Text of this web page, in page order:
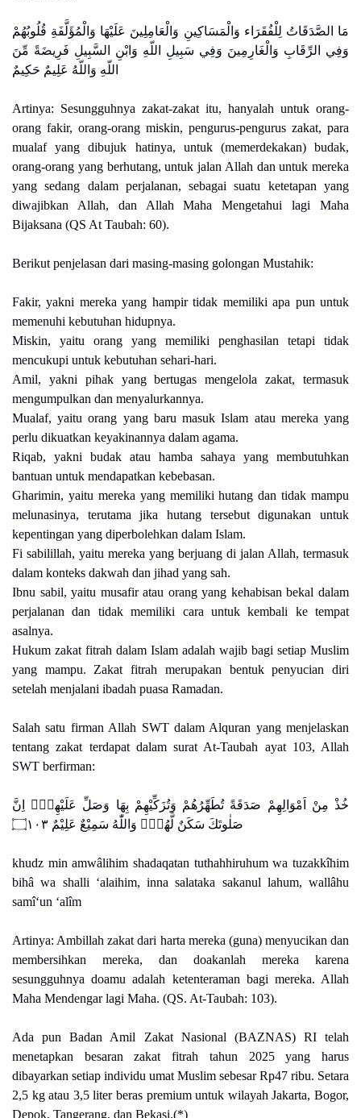
مَا الصَّدَقَاتُ لِلْفُقَرَاء وَالْمَسَاكِينِ وَالْعَامِلِينَ عَلَيْهَا وَالْمُؤَلَّفَةِ قُلُوبُهُمْ
وَفِي الرِّقَابِ وَالْغَارِمِينَ وَفِي سَبِيلِ اللّهِ وَابْنِ السَّبِيلِ فَرِيضَةً مِّنَ
Artinya: Sesungguhnya zakat-zakat itu, hanyalah untuk orang-
orang fakir, orang-orang miskin, pengurus-pengurus zakat, para
mualaf yang dibujuk hatinya, untuk (memerdekakan) budak,
orang-orang yang berhutang, untuk jalan Allah dan untuk mereka
yang sedang dalam perjalanan, sebagai suatu ketetapan yang
diwajibkan Allah, dan Allah Maha Mengetahui lagi Maha
Bijaksana (QS At Taubah: 60).
Berikut penjelasan dari masing-masing golongan Mustahik:
Fakir, yakni mereka yang hampir tidak memiliki apa pun untuk
memenuhi kebutuhan hidupnya.
Miskin, yaitu orang yang memiliki penghasilan tetapi tidak
mencukupi untuk kebutuhan sehari-hari.
Amil, yakni pihak yang bertugas mengelola zakat, termasuk
mengumpulkan dan menyalurkannya.
Mualaf, yaitu orang yang baru masuk Islam atau mereka yang
perlu dikuatkan keyakinannya dalam agama.
Riqab, yakni budak atau hamba sahaya yang membutuhkan
bantuan untuk mendapatkan kebebasan.
Gharimin, yaitu mereka yang memiliki hutang dan tidak mampu
melunasinya, terutama jika hutang tersebut digunakan untuk
kepentingan yang diperbolehkan dalam Islam.
Fi sabilillah, yaitu mereka yang berjuang di jalan Allah, termasuk
dalam konteks dakwah dan jihad yang sah.
Ibnu sabil, yaitu musafir atau orang yang kehabisan bekal dalam
perjalanan dan tidak memiliki cara untuk kembali ke tempat
asalnya.
Hukum zakat fitrah dalam Islam adalah wajib bagi setiap Muslim
yang mampu. Zakat fitrah merupakan bentuk penyucian diri
setelah menjalani ibadah puasa Ramadan.
Salah satu firman Allah SWT dalam Alquran yang menjelaskan
tentang zakat terdapat dalam surat At-Taubah ayat 103, Allah
SWT berfirman:
خُذْ مِنْ اَمْوَالِهِمْ صَدَقَةً تُطَهِّرُهُمْ وَتُزَكِّيْهِمْ بِهَا وَصَلِّ عَلَيْهِمْۗ اِنَّ
صَلٰوتَكَ سَكَنٌ لَّهُمْۗ وَاللّٰهُ سَمِيْعٌ عَلِيْمٌ ۝١٠٣
khudz min amwâlihim shadaqatan tuthahhiruhum wa tuzakkîhim
bihâ wa shalli ‘alaihim, inna salataka sakanul lahum, wallâhu
samî‘un ‘alîm
Artinya: Ambillah zakat dari harta mereka (guna) menyucikan dan
membersihkan mereka, dan doakanlah mereka karena
sesungguhnya doamu adalah ketenteraman bagi mereka. Allah
Maha Mendengar lagi Maha. (QS. At-Taubah: 103).
Ada pun Badan Amil Zakat Nasional (BAZNAS) RI telah
menetapkan besaran zakat fitrah tahun 2025 yang harus
dibayarkan setiap individu umat Muslim sebesar Rp47 ribu. Setara
2,5 kg atau 3,5 liter beras premium untuk wilayah Jakarta, Bogor,
Depok, Tangerang, dan Bekasi.(*)